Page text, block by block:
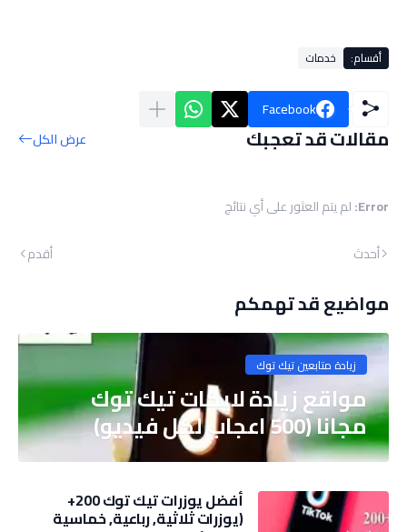
أقسام: خدمات
Facebook
مقالات قد تعجبك عرض الكل
Error: لم يتم العثور على أي نتائج
أحدث
أقدم
مواضيع قد تهمكم
زيادة متابعين تيك توك
مواقع زيادة لايكات تيك توك
مجانا (500 اعجاب لكل فيديو)
أفضل يوزرات تيك توك 200+
(يوزرات ثلاثية, رباعية, خماسية